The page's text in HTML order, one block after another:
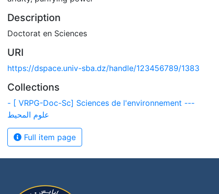
Description
Doctorat en Sciences
URI
https://dspace.univ-sba.dz/handle/123456789/1383
Collections
- [ VRPG-Doc-Sc] Sciences de l'environnement ---
علوم المحيط
Full item page